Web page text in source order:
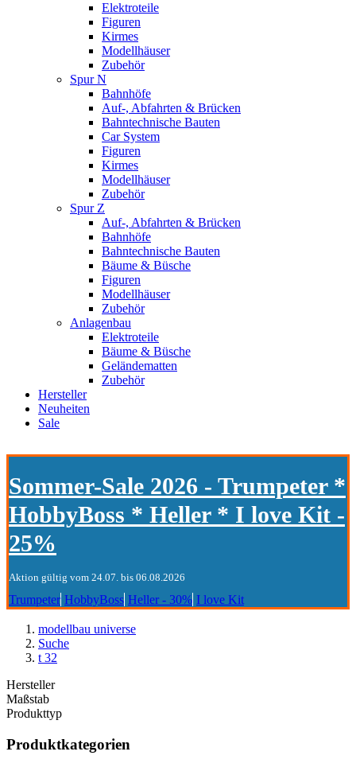
Elektroteile
Figuren
Kirmes
Modellhäuser
Zubehör
Spur N
Bahnhöfe
Auf-, Abfahrten & Brücken
Bahntechnische Bauten
Car System
Figuren
Kirmes
Modellhäuser
Zubehör
Spur Z
Auf-, Abfahrten & Brücken
Bahnhöfe
Bahntechnische Bauten
Bäume & Büsche
Figuren
Modellhäuser
Zubehör
Anlagenbau
Elektroteile
Bäume & Büsche
Geländematten
Zubehör
Hersteller
Neuheiten
Sale
Sommer-Sale 2026 - Trumpeter *
HobbyBoss * Heller * I love Kit -
25%
Aktion gültig vom 24.07. bis 06.08.2026
Trumpeter HobbyBoss Heller - 30% I love Kit
modellbau universe
Suche
t 32
Hersteller
Maßstab
Produkttyp
Produktkategorien